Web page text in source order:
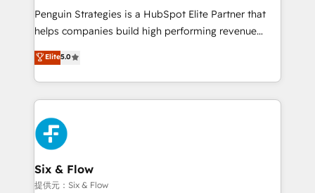
reconocimiento del ecosistema. Elite Solutions
Partner, el nivel más alto. +700 clientes
Hospital ABC, Hogares Unión, Yves Rocher,
MacStore, Café Britt, Bella Piel, confiaron en
respuestas para empezar. Te ayudamos a identificar
el primer caso de uso que más impacto te dará.
días.
Penguin Strategies is a HubSpot Elite Partner that
helps companies build high performing revenue
operations across complex sales cycles, multi
system environments and global SaaS or
manufacturing teams. Trusted by leading enterprises
and fast growing scale ups including Sony, Rapyd,
Fiverr, XM Cyber, Bridgepointe Technologies, EMA
Design Automation and Uptive. 📊 RevOps & data
architecture 🔗 CRM migrations & End to end
integrations 🤖 AI workflows & enrichment 📘 Team
enablement & company-wide adoption We create
Elite5.0
Six & Flow
提供元：Six & Flow